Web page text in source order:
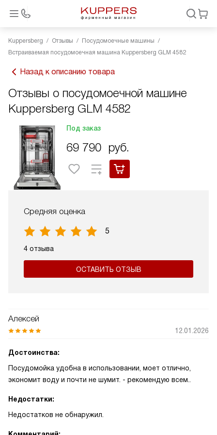
Kuppersberg Отзывы
Посудомоечные машины
Встраиваемая посудомоечная машина Kuppersberg GLM 4582
Назад к описанию товара
Отзывы о посудомоечной машине
Kuppersberg GLM 4582
Под заказ
69 790 руб.
Средняя оценка
5
4 отзыва
ОСТАВИТЬ ОТЗЫВ
Алексей
12.01.2026
Достоинства:
Посудомойка удобна в использовании, моет отлично,
экономит воду и почти не шумит. - рекомендую всем..
Недостатки:
Недостатков не обнаружил.